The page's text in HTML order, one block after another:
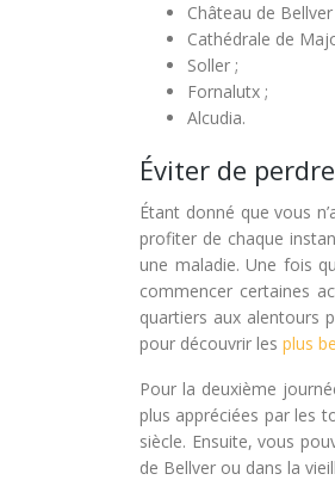
Château de Bellver
Cathédrale de
Soller ;
Fornalutx ;
Alcudia.
Éviter de
Étant donné que vous
profiter de chaque
une maladie. Une fois
commencer certaines
quartiers aux alentours
pour découvrir les plus
Pour la deuxième
plus appréciées par les
siècle. Ensuite, vous
de Bellver ou dans la